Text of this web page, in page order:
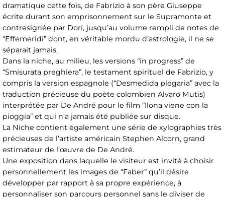
dramatique cette fois, de Fabrizio à son père Giuseppe
écrite durant son emprisonnement sur le Supramonte et
contresignée par Dori, jusqu’au volume rempli de notes de
“Effemeridi” dont, en véritable mordu d’astrologie, il ne se
séparait jamais.
Dans la niche, au milieu, les versions “in progress” de
“Smisurata preghiera”, le testament spirituel de Fabrizio, y
compris la version espagnole (“Desmedida plegaria” avec la
traduction précieuse du poète colombien Alvaro Mutis)
interprétée par De André pour le film “Ilona viene con la
pioggia” et qui n’a jamais été publiée sur disque.
La Niche contient également une série de xylographies très
précieuses de l’artiste américain Stephen Alcorn, grand
estimateur de l’œuvre de De André.
Une exposition dans laquelle le visiteur est invité à choisir
personnellement les images de “Faber” qu’il désire
développer par rapport à sa propre expérience, à
personnaliser son parcours personnel sans le diviser de